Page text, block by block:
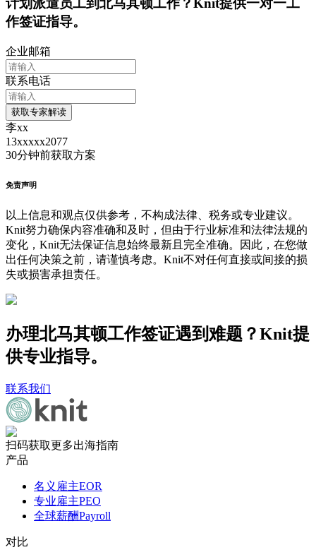
计划派遣员工到北马其顿工作？Knit提供一对一工
作签证指导。
企业邮箱
联系电话
获取专家解读
李xx
13xxxxx2077
30分钟前获取方案
免责声明
以上信息和观点仅供参考，不构成法律、税务或专业建议。
Knit努力确保内容准确和及时，但由于行业标准和法律法规的
变化，Knit无法保证信息始终最新且完全准确。因此，在您做
出任何决策之前，请谨慎考虑。Knit不对任何直接或间接的损
失或损害承担责任。
办理北马其顿工作签证遇到难题？Knit提
供专业指导。
联系我们
扫码获取更多出海指南
产品
名义雇主EOR
专业雇主PEO
全球薪酬Payroll
对比